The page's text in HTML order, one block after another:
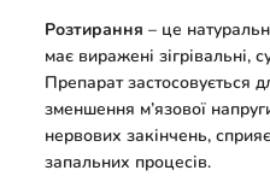
Розтирання – це
має виражені зігрівальні,
Препарат застосовується
зменшення м’язової
нервових закінчень,
запальних процесів.